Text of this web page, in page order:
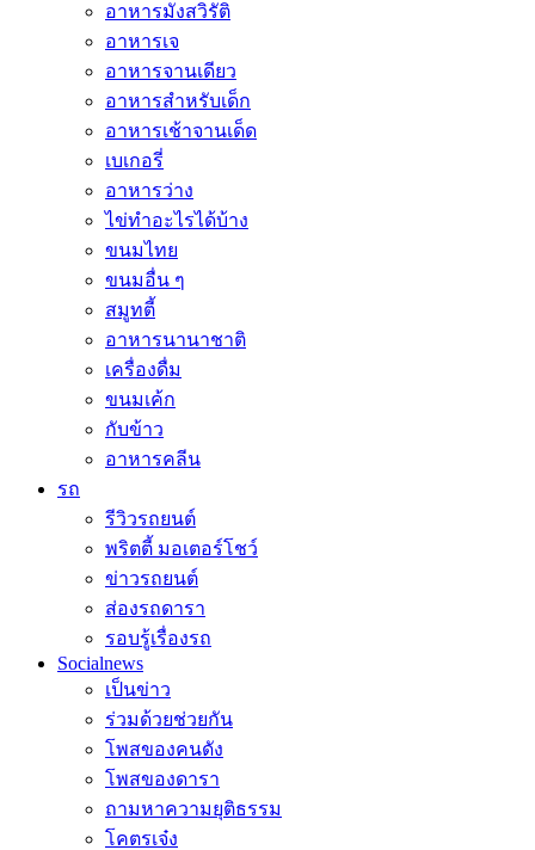
อาหารมังสวิรัติ
อาหารเจ
อาหารจานเดียว
อาหารสำหรับเด็ก
อาหารเช้าจานเด็ด
เบเกอรี่
อาหารว่าง
ไข่ทำอะไรได้บ้าง
ขนมไทย
ขนมอื่น ๆ
สมูทตี้
อาหารนานาชาติ
เครื่องดื่ม
ขนมเค้ก
กับข้าว
อาหารคลีน
รถ
รีวิวรถยนต์
พริตตี้ มอเตอร์โชว์
ข่าวรถยนต์
ส่องรถดารา
รอบรู้เรื่องรถ
Socialnews
เป็นข่าว
ร่วมด้วยช่วยกัน
โพสของคนดัง
โพสของดารา
ถามหาความยุติธรรม
โคตรเจ๋ง